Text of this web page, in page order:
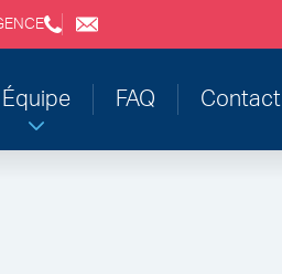
+3243554120
chirabdomle@chc.be
Équipe FAQ Contact